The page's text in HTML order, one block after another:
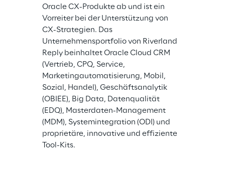
Oracle CX-Produkte ab und ist ein
Vorreiter bei der Unterstützung von
CX-Strategien. Das
Unternehmensportfolio von Riverland
Reply beinhaltet Oracle Cloud CRM
(Vertrieb, CPQ, Service,
Marketingautomatisierung, Mobil,
Sozial, Handel), Geschäftsanalytik
(OBIEE), Big Data, Datenqualität
(EDQ), Masterdaten-Management
(MDM), Systemintegration (ODI) und
proprietäre, innovative und effiziente
Tool-Kits.